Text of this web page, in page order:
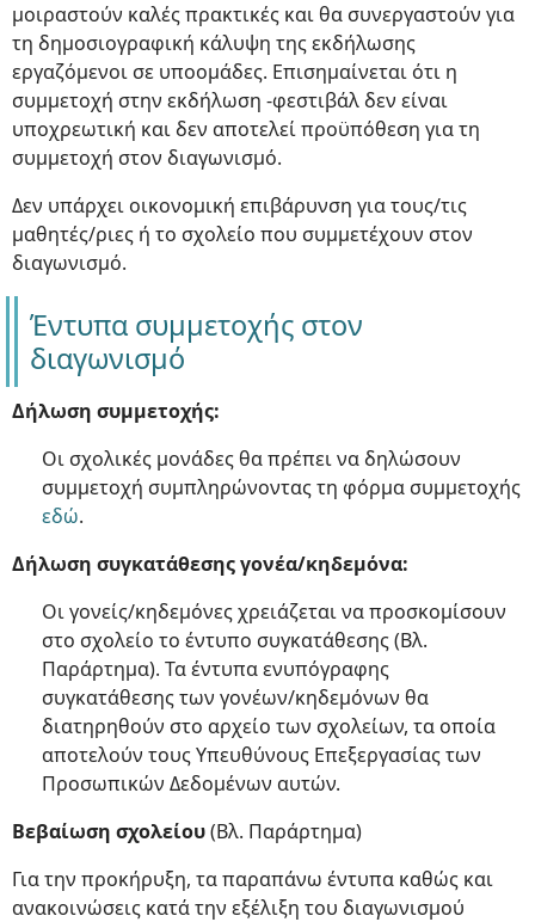
μοιραστούν καλές πρακτικές και θα συνεργαστούν για
τη δημοσιογραφική κάλυψη της εκδήλωσης
εργαζόμενοι σε υποομάδες. Επισημαίνεται ότι η
συμμετοχή στην εκδήλωση -φεστιβάλ δεν είναι
υποχρεωτική και δεν αποτελεί προϋπόθεση για τη
συμμετοχή στον διαγωνισμό.
Δεν υπάρχει οικονομική επιβάρυνση για τους/τις
μαθητές/ριες ή το σχολείο που συμμετέχουν στον
διαγωνισμό.
Έντυπα συμμετοχής στον
διαγωνισμό
Δήλωση συμμετοχής:
Οι σχολικές μονάδες θα πρέπει να δηλώσουν
συμμετοχή συμπληρώνοντας τη φόρμα συμμετοχής
εδώ.
Δήλωση συγκατάθεσης γονέα/κηδεμόνα:
Οι γονείς/κηδεμόνες χρειάζεται να προσκομίσουν
στο σχολείο το έντυπο συγκατάθεσης (Βλ.
Παράρτημα). Τα έντυπα ενυπόγραφης
συγκατάθεσης των γονέων/κηδεμόνων θα
διατηρηθούν στο αρχείο των σχολείων, τα οποία
αποτελούν τους Υπευθύνους Επεξεργασίας των
Προσωπικών Δεδομένων αυτών.
Βεβαίωση σχολείου(Βλ. Παράρτημα)
Για την προκήρυξη, τα παραπάνω έντυπα καθώς και
ανακοινώσεις κατά την εξέλιξη του διαγωνισμού